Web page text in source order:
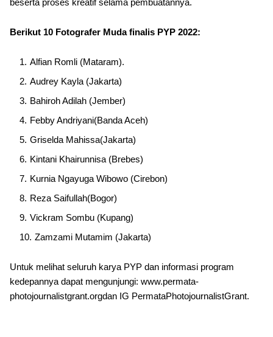
beserta proses kreatif selama pembuatannya.
Berikut 10 Fotografer Muda finalis PYP 2022:
Alfian Romli (Mataram).
Audrey Kayla (Jakarta)
Bahiroh Adilah (Jember)
Febby Andriyani(Banda Aceh)
Griselda Mahissa(Jakarta)
Kintani Khairunnisa (Brebes)
Kurnia Ngayuga Wibowo (Cirebon)
Reza Saifullah(Bogor)
Vickram Sombu (Kupang)
Zamzami Mutamim (Jakarta)
Untuk melihat seluruh karya PYP dan informasi program
kedepannya dapat mengunjungi: www.permata-
photojournalistgrant.orgdan IG PermataPhotojournalistGrant.